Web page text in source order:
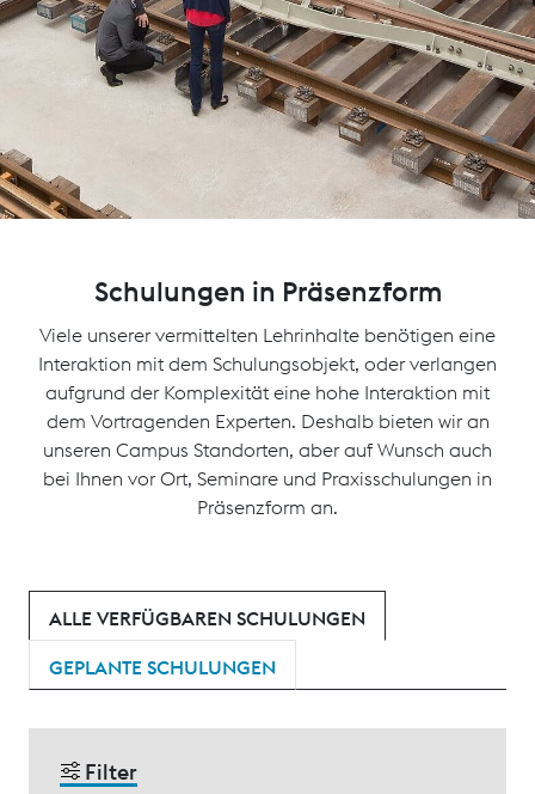
Schulungen in Präsenzform
Viele unserer vermittelten Lehrinhalte benötigen eine
Interaktion mit dem Schulungsobjekt, oder verlangen
aufgrund der Komplexität eine hohe Interaktion mit
dem Vortragenden Experten. Deshalb bieten wir an
unseren Campus Standorten, aber auf Wunsch auch
bei Ihnen vor Ort, Seminare und Praxisschulungen in
Präsenzform an.
ALLE VERFÜGBAREN SCHULUNGEN
GEPLANTE SCHULUNGEN
Filter